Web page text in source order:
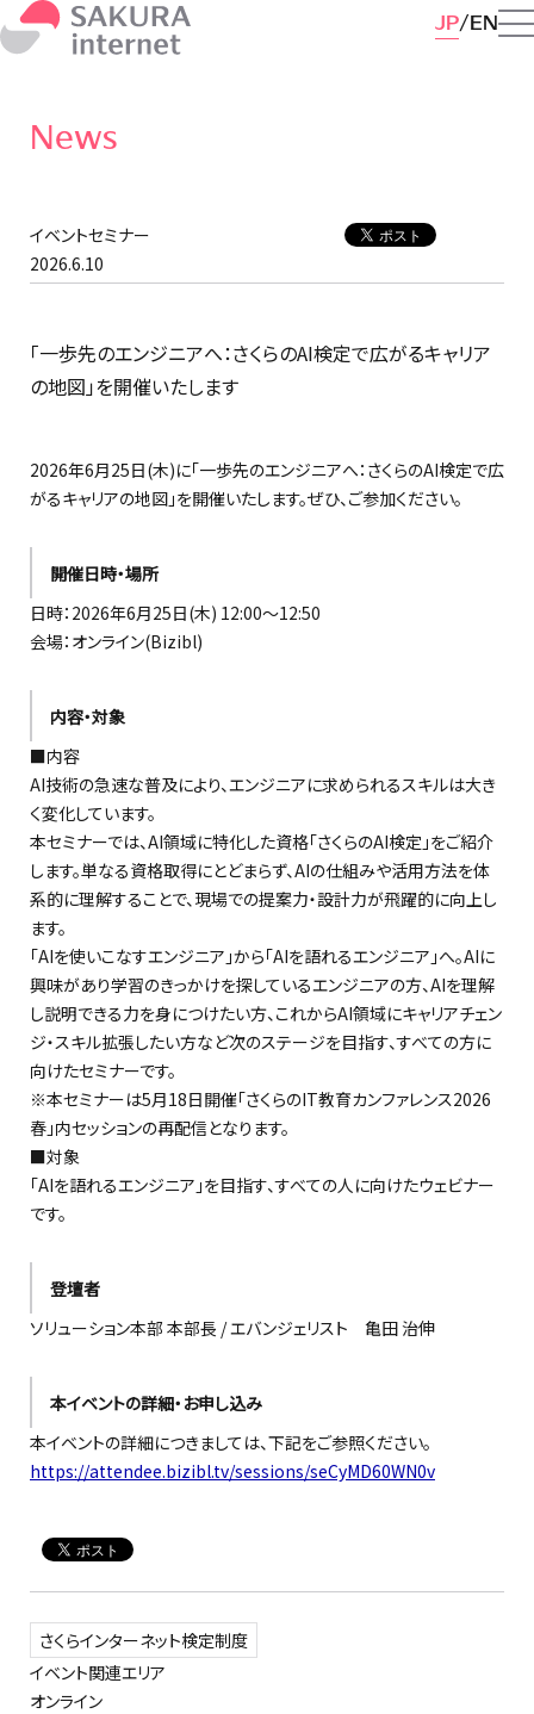
JP EN
News
イベントセミナー
2026.6.10
「一歩先のエンジニアへ：さくらのAI検定で広がるキャリア
の地図」を開催いたします
2026年6月25日(木)に「一歩先のエンジニアへ：さくらのAI検定で広
がるキャリアの地図」を開催いたします。ぜひ、ご参加ください。
開催日時・場所
日時：2026年6月25日(木) 12:00～12:50
会場：オンライン(Bizibl)
内容・対象
■内容
AI技術の急速な普及により、エンジニアに求められるスキルは大き
く変化しています。
本セミナーでは、AI領域に特化した資格「さくらのAI検定」をご紹介
します。単なる資格取得にとどまらず、AIの仕組みや活用方法を体
系的に理解することで、現場での提案力・設計力が飛躍的に向上し
ます。
「AIを使いこなすエンジニア」から「AIを語れるエンジニア」へ。AIに
興味があり学習のきっかけを探しているエンジニアの方、AIを理解
し説明できる力を身につけたい方、これからAI領域にキャリアチェン
ジ・スキル拡張したい方など次のステージを目指す、すべての方に
向けたセミナーです。
※本セミナーは5月18日開催「さくらのIT教育カンファレンス2026
春」内セッションの再配信となります。
■対象
「AIを語れるエンジニア」を目指す、すべての人に向けたウェビナー
です。
登壇者
ソリューション本部 本部長 / エバンジェリスト 亀田 治伸
本イベントの詳細・お申し込み
本イベントの詳細につきましては、下記をご参照ください。
https://attendee.bizibl.tv/sessions/seCyMD60WN0v
さくらインターネット検定制度
イベント関連エリア
オンライン